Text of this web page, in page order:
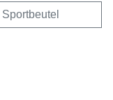
Sportbeutel